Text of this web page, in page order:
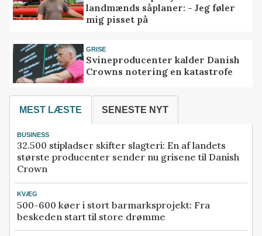
landmænds såplaner: - Jeg føler
mig pisset på
GRISE
Svineproducenter kalder Danish
Crowns notering en katastrofe
MEST LÆSTE SENESTE NYT
BUSINESS
32.500 stipladser skifter slagteri: En af landets
største producenter sender nu grisene til Danish
Crown
KVÆG
500-600 køer i stort barmarksprojekt: Fra
beskeden start til store drømme